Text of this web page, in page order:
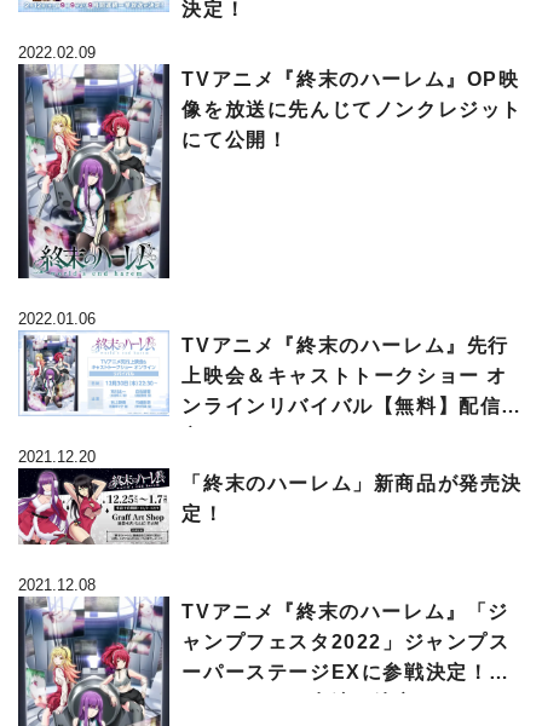
決定！
2022.02.09
TVアニメ『終末のハーレム』OP映
像を放送に先んじてノンクレジット
にて公開！
2022.01.06
TVアニメ『終末のハーレム』先行
上映会＆キャストトークショー オ
ンラインリバイバル【無料】配信決
2021.12.20
「終末のハーレム」新商品が発売決
定！
2021.12.08
TVアニメ『終末のハーレム』「ジ
ャンプフェスタ2022」ジャンプス
ーパーステージEXに参戦決定！メ